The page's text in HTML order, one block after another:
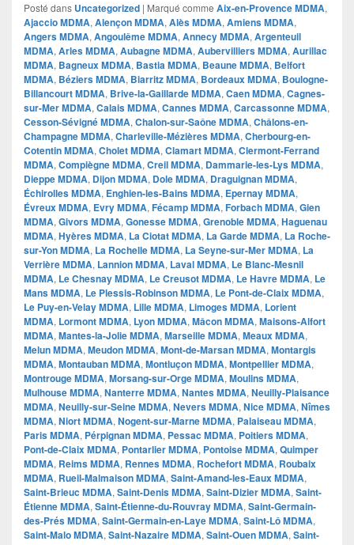
Posté dans Uncategorized | Marqué comme Aix-en-Provence MDMA,
Ajaccio MDMA, Alençon MDMA, Alès MDMA, Amiens MDMA,
Angers MDMA, Angoulême MDMA, Annecy MDMA, Argenteuil
MDMA, Arles MDMA, Aubagne MDMA, Aubervilliers MDMA, Aurillac
MDMA, Bagneux MDMA, Bastia MDMA, Beaune MDMA, Belfort
MDMA, Béziers MDMA, Biarritz MDMA, Bordeaux MDMA, Boulogne-
Billancourt MDMA, Brive-la-Gaillarde MDMA, Caen MDMA, Cagnes-
sur-Mer MDMA, Calais MDMA, Cannes MDMA, Carcassonne MDMA,
Cesson-Sévigné MDMA, Chalon-sur-Saône MDMA, Châlons-en-
Champagne MDMA, Charleville-Mézières MDMA, Cherbourg-en-
Cotentin MDMA, Cholet MDMA, Clamart MDMA, Clermont-Ferrand
MDMA, Compiègne MDMA, Creil MDMA, Dammarie-les-Lys MDMA,
Dieppe MDMA, Dijon MDMA, Dole MDMA, Draguignan MDMA,
Échirolles MDMA, Enghien-les-Bains MDMA, Epernay MDMA,
Évreux MDMA, Evry MDMA, Fécamp MDMA, Forbach MDMA, Gien
MDMA, Givors MDMA, Gonesse MDMA, Grenoble MDMA, Haguenau
MDMA, Hyères MDMA, La Ciotat MDMA, La Garde MDMA, La Roche-
sur-Yon MDMA, La Rochelle MDMA, La Seyne-sur-Mer MDMA, La
Verrière MDMA, Lannion MDMA, Laval MDMA, Le Blanc-Mesnil
MDMA, Le Chesnay MDMA, Le Creusot MDMA, Le Havre MDMA, Le
Mans MDMA, Le Plessis-Robinson MDMA, Le Pont-de-Claix MDMA,
Le Puy-en-Velay MDMA, Lille MDMA, Limoges MDMA, Lorient
MDMA, Lormont MDMA, Lyon MDMA, Mâcon MDMA, Maisons-Alfort
MDMA, Mantes-la-Jolie MDMA, Marseille MDMA, Meaux MDMA,
Melun MDMA, Meudon MDMA, Mont-de-Marsan MDMA, Montargis
MDMA, Montauban MDMA, Montluçon MDMA, Montpellier MDMA,
Montrouge MDMA, Morsang-sur-Orge MDMA, Moulins MDMA,
Mulhouse MDMA, Nanterre MDMA, Nantes MDMA, Neuilly-Plaisance
MDMA, Neuilly-sur-Seine MDMA, Nevers MDMA, Nice MDMA, Nîmes
MDMA, Niort MDMA, Nogent-sur-Marne MDMA, Palaiseau MDMA,
Paris MDMA, Pérpignan MDMA, Pessac MDMA, Poitiers MDMA,
Pont-de-Claix MDMA, Pontarlier MDMA, Pontoise MDMA, Quimper
MDMA, Reims MDMA, Rennes MDMA, Rochefort MDMA, Roubaix
MDMA, Rueil-Malmaison MDMA, Saint-Amand-les-Eaux MDMA,
Saint-Brieuc MDMA, Saint-Denis MDMA, Saint-Dizier MDMA, Saint-
Étienne MDMA, Saint-Étienne-du-Rouvray MDMA, Saint-Germain-
des-Prés MDMA, Saint-Germain-en-Laye MDMA, Saint-Lô MDMA,
Saint-Malo MDMA, Saint-Nazaire MDMA, Saint-Ouen MDMA, Saint-